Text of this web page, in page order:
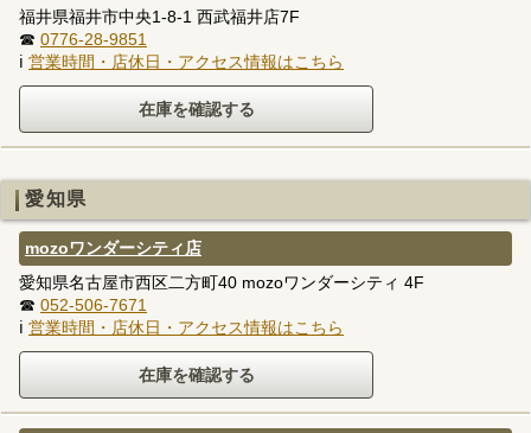
福井県福井市中央1-8-1 西武福井店7F
☎ 0776-28-9851
ℹ 営業時間・店休日・アクセス情報はこちら
愛知県
mozoワンダーシティ店
愛知県名古屋市西区二方町40 mozoワンダーシティ 4F
☎ 052-506-7671
ℹ 営業時間・店休日・アクセス情報はこちら